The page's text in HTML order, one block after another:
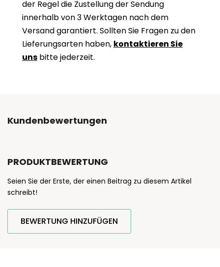
der Regel die Zustellung der Sendung
innerhalb von 3 Werktagen nach dem
Versand garantiert. Sollten Sie Fragen zu den
Lieferungsarten haben, kontaktieren Sie
uns bitte jederzeit.
Kundenbewertungen
PRODUKTBEWERTUNG
Seien Sie der Erste, der einen Beitrag zu diesem Artikel
schreibt!
BEWERTUNG HINZUFÜGEN